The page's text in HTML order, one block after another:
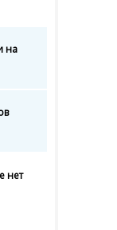
на
нет